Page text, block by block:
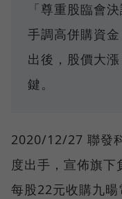
「尊重股臨會
手調高併購資
出後，股價大
鍵。
2020/12/27 聯發
度出手，宣佈旗
每股22元收購九